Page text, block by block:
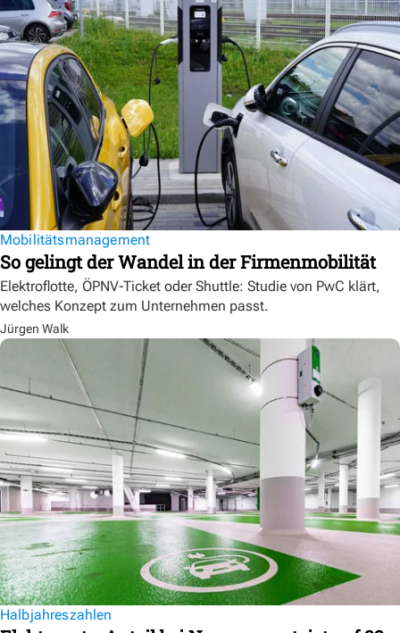
Mobilitätsmanagement
So gelingt der Wandel in der Firmenmobilität
Elektroflotte, ÖPNV-Ticket oder Shuttle: Studie von PwC klärt,
welches Konzept zum Unternehmen passt.
Jürgen Walk
Halbjahreszahlen